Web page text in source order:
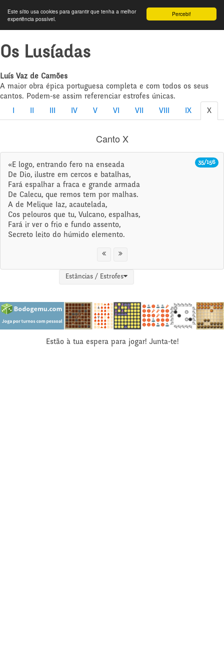
Percebi!
Este sítio usa cookies para garantir que tenha a melhor
experiência possível.
Os Lusíadas
Luís Vaz de Camões
A maior obra épica portuguesa completa e com todos os seus
cantos. Podem-se assim referenciar estrofes únicas.
IV V VI VII VIII IX X
Canto X
35/156
«E logo, entrando fero na enseada
De Dio, ilustre em cercos e batalhas,
Fará espalhar a fraca e grande armada
De Calecu, que remos tem por malhas.
A de Melique Iaz, acautelada,
Cos pelouros que tu, Vulcano, espalhas,
Fará ir ver o frio e fundo assento,
Secreto leito do húmido elemento.
Estâncias / Estrofes
Estão à tua espera para jogar! Junta-te!